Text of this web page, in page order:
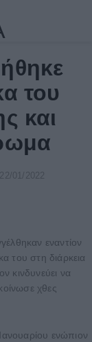
του
και
εναντίον
του στη διάρκεια
κινδυνεύει να
χθες
ενώπιον